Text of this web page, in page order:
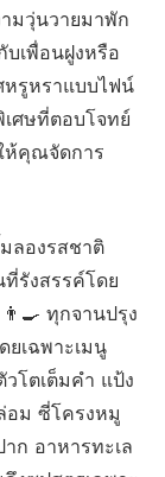
มวุ่นวายมาพัก
เพื่อนฝูงหรือ
รูหราแบบไฟน์
ศษที่ตอบโจทย์
ห้คุณจัดการ
ลองรสชาติ
รังสรรค์โดย
ทุกจานปรุง
เฉพาะเมนู
โตเต็มคำ แป้ง
อม ซี่โครงหมู
ก อาหารทะเล